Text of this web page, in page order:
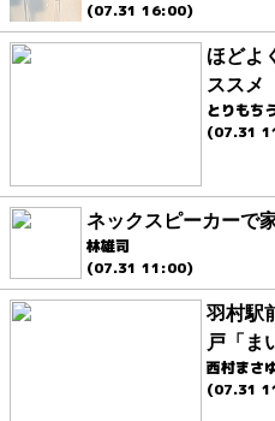
(07.31 16:00)
ほどよ
ススメ
とりもち
(07.31
ネックスピーカーで
林雄司
(07.31 11:00)
羽村駅
戸「ま
西村まさ
(07.31